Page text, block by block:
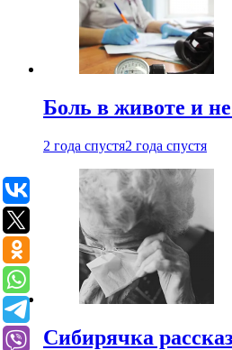
Боль в животе и
2 года спустя2 года спустя
Сибирячка